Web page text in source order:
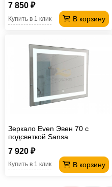
7 850 ₽
В корзину
Купить в 1 клик
Зеркало Even Эвен 70 с
подсветкой Sansa
7 920 ₽
В корзину
Купить в 1 клик